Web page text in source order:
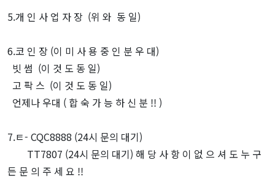
5.개 인 사 업 자 장 (위 와 동 일)
6.코 인 장 (이 미 사 용 중 인 분 우 대)
빗 썸 (이 것 도 동 일)
고 팍 스 (이 것 도 동 일)
언제나 우대 ( 합 숙 가 능 하 신 분 !! )
7.ㅌ- CQC8888 (24시 문의 대기)
TT7807 (24시 문의 대기) 해 당 사 항 이 없 으 셔 도 누 구
든 문 의 주 세 요 !!